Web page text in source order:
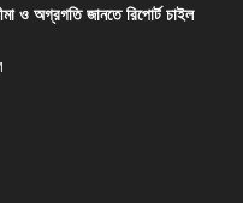
ও অগ্রগতি জানতে রিপোর্ট চাইল